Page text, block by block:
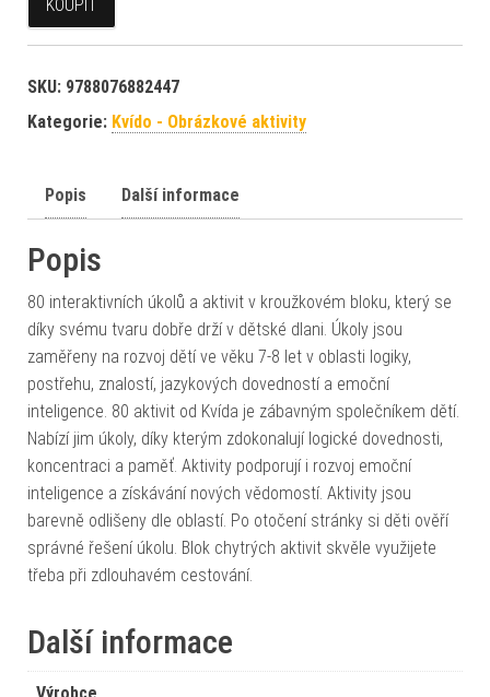
KOUPIT
SKU: 9788076882447
Kategorie: Kvído - Obrázkové aktivity
Popis Další informace
Popis
80 interaktivních úkolů a aktivit v kroužkovém bloku, který se
díky svému tvaru dobře drží v dětské dlani. Úkoly jsou
zaměřeny na rozvoj dětí ve věku 7-8 let v oblasti logiky,
postřehu, znalostí, jazykových dovedností a emoční
inteligence. 80 aktivit od Kvída je zábavným společníkem dětí.
Nabízí jim úkoly, díky kterým zdokonalují logické dovednosti,
koncentraci a paměť. Aktivity podporují i rozvoj emoční
inteligence a získávání nových vědomostí. Aktivity jsou
barevně odlišeny dle oblastí. Po otočení stránky si děti ověří
správné řešení úkolu. Blok chytrých aktivit skvěle využijete
třeba při zdlouhavém cestování.
Další informace
Výrobce